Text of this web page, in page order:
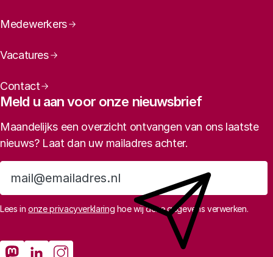
Medewerkers
Vacatures
Contact
Meld u aan voor onze nieuwsbrief
Maandelijks een overzicht ontvangen van ons laatste
nieuws? Laat dan uw mailadres achter.
Aanmelden
Lees inonze privacyverklaring hoe wij deze gegevens verwerken.
Sociale media